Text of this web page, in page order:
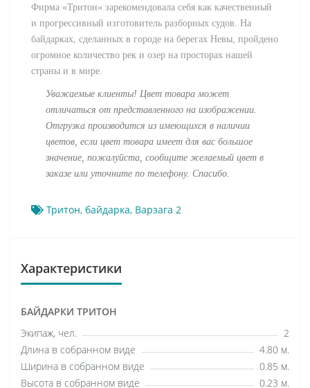
Фирма «Тритон» зарекомендовала себя как качественный
и прогрессивный изготовитель разборных судов. На
байдарках, сделанных в городе на берегах Невы, пройдено
огромное количество рек и озер на просторах нашей
страны и в мире.
Уважаемые клиенты! Цвет товара может
отличаться от представленного на изображении.
Отгрузка производится из имеющихся в наличии
цветов, если цвет товара имеет для вас большое
значение, пожалуйста, сообщите желаемый цвет в
заказе или уточните по телефону. Спасибо.
Тритон, байдарка, Варзага 2
Характеристики
БАЙДАРКИ ТРИТОН
Экипаж, чел.
2
Длина в собранном виде
4.80 м.
Ширина в собранном виде
0.85 м.
Высота в собранном виде
0.23 м.